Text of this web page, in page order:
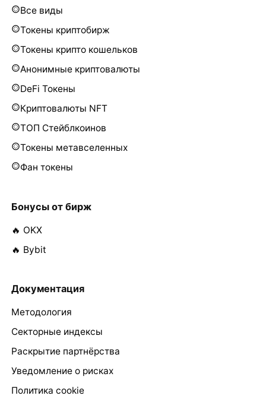
Все виды
Токены криптобирж
Токены крипто кошельков
Анонимные криптовалюты
DeFi Токены
Криптовалюты NFT
ТОП Стейблкоинов
Токены метавселенных
Фан токены
Бонусы от бирж
🔥 OKX
🔥 Bybit
Документация
Методология
Секторные индексы
Раскрытие партнёрства
Уведомление о рисках
Политика cookie